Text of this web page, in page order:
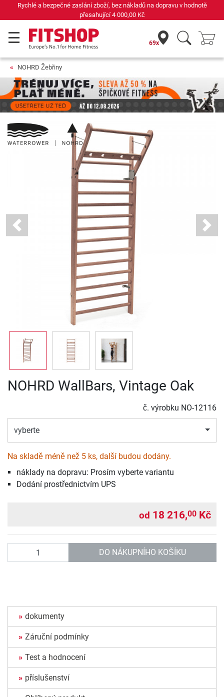
Rychlé a bezpečné zaslání zboží, bez nákladů na dopravu v hodnotě
přesahující4 000,00 Kč
69x
NOHRD Žebřiny
Previous Next
NOHRD WallBars, Vintage Oak
č. výrobku NO-12116
vyberte
Na skladě méně než 5 ks, další budou dodány.
náklady na dopravu: Prosím vyberte variantu
Dodání prostřednictvím UPS
od 18 216,00 Kč
DO NÁKUPNÍHO KOŠÍKU
dokumenty
Záruční podmínky
Test a hodnocení
příslušenství